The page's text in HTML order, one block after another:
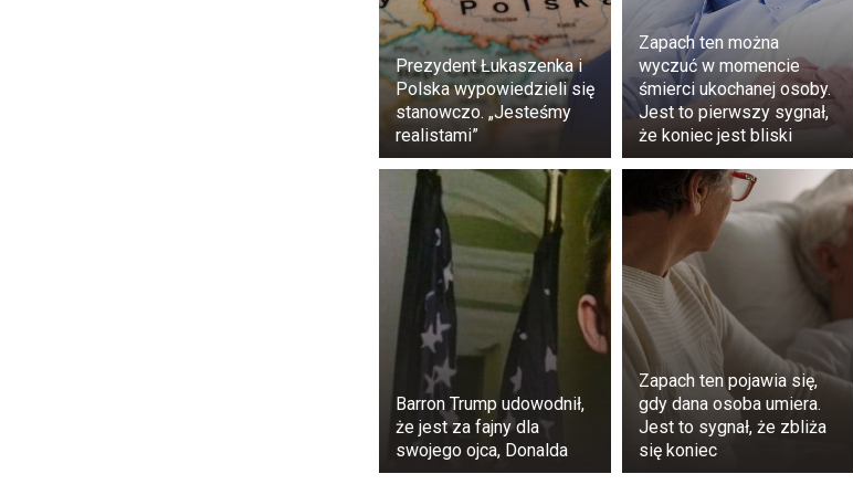
Hunter Nelson podjęła oficjalne kroki prawne i
opieki nad młodszą siostrą.Starania 21-latki
opiekunką prawną 15-latki.
To w stu procentach legalne – podkreśliła Hunter Nelson
Prezydent Łukaszenka i
Polska wypowiedzieli się
stanowczo. „Jesteśmy
realistami”
Zapach ten można
wyczuć w momencie
śmierci ukochanej osoby.
Jest to pierwszy sygnał,
że koniec jest bliski
Barron Trump udowodnił,
że jest za fajny dla
swojego ojca, Donalda
Zapach ten pojawia się,
gdy dana osoba umiera.
Jest to sygnał, że zbliża
się koniec